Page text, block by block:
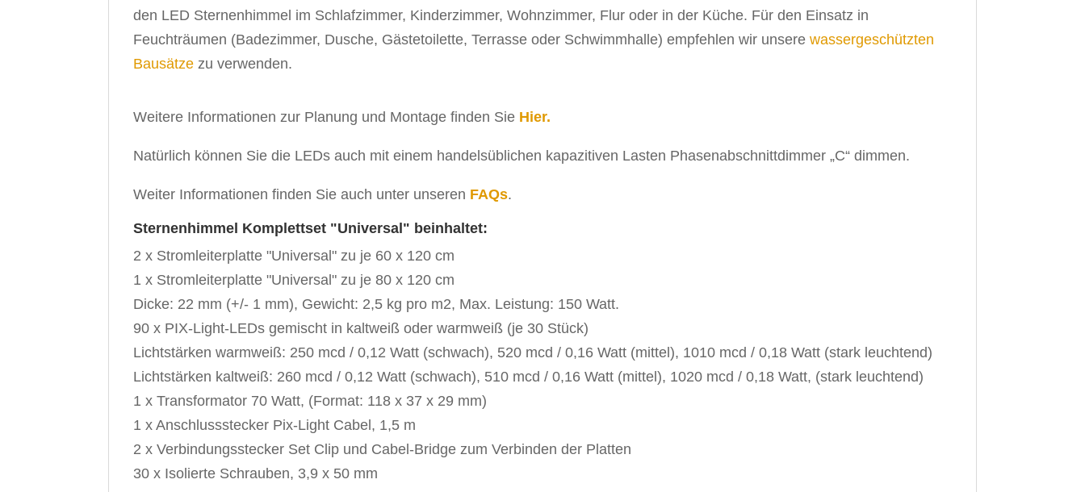
den LED Sternenhimmel im Schlafzimmer, Kinderzimmer, Wohnzimmer, Flur oder in der Küche. Für den Einsatz in
Feuchträumen (Badezimmer, Dusche, Gästetoilette, Terrasse oder Schwimmhalle) empfehlen wir unserewassergeschützten
Bausätze zu verwenden.
Weitere Informationen zur Planung und Montage finden Sie Hier.
Natürlich können Sie die LEDs auch mit einem handelsüblichen kapazitiven Lasten Phasenabschnittdimmer „C“ dimmen.
Weiter Informationen finden Sie auch unter unseren FAQs.
Sternenhimmel Komplettset "Universal" beinhaltet:
2 x Stromleiterplatte "Universal" zu je 60 x 120 cm
1 x Stromleiterplatte "Universal" zu je 80 x 120 cm
Dicke: 22 mm (+/- 1 mm), Gewicht: 2,5 kg pro m2, Max. Leistung: 150 Watt.
90 x PIX-Light-LEDs gemischt in kaltweiß oder warmweiß (je 30 Stück)
Lichtstärken warmweiß: 250 mcd / 0,12 Watt (schwach), 520 mcd / 0,16 Watt (mittel), 1010 mcd / 0,18 Watt (stark leuchtend)
Lichtstärken kaltweiß: 260 mcd / 0,12 Watt (schwach), 510 mcd / 0,16 Watt (mittel), 1020 mcd / 0,18 Watt, (stark leuchtend)
1 x Transformator 70 Watt, (Format: 118 x 37 x 29 mm)
1 x Anschlussstecker Pix-Light Cabel, 1,5 m
2 x Verbindungsstecker Set Clip und Cabel-Bridge zum Verbinden der Platten
30 x Isolierte Schrauben, 3,9 x 50 mm